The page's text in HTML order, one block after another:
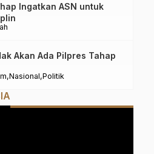
Ingatkan ASN untuk
Nasional Politik
Akan Ada Pilpres Tahap